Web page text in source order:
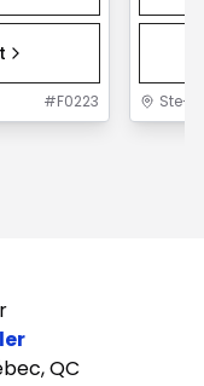
#F0223 Ste-
QC